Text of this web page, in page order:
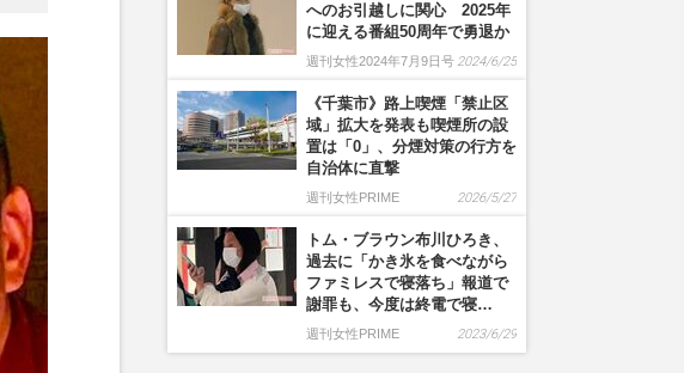
へのお引越しに関心 2025年
に迎える番組50周年で勇退か
週刊女性2024年7月9日号 2024/6/25
《千葉市》路上喫煙「禁止区
域」拡大を発表も喫煙所の設
置は「0」、分煙対策の行方を
自治体に直撃
週刊女性PRIME 2026/5/27
トム・ブラウン布川ひろき、
過去に「かき氷を食べながら
ファミレスで寝落ち」報道で
謝罪も、今度は終電で寝…
週刊女性PRIME 2023/6/29